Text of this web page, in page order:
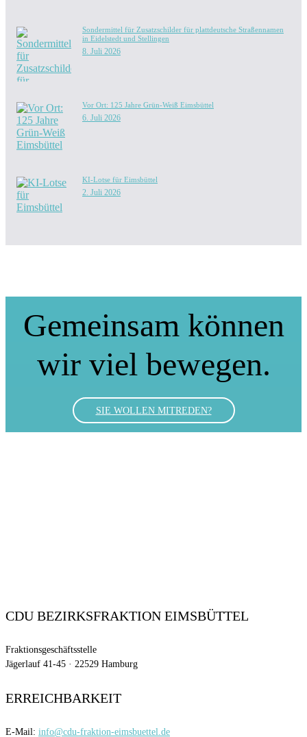
Sondermittel für Zusatzschilder für plattdeutsche Straßennamen
in Eidelstedt und Stellingen
8. Juli 2026
Vor Ort: 125 Jahre Grün-Weiß Eimsbüttel
6. Juli 2026
KI-Lotse für Eimsbüttel
2. Juli 2026
Gemeinsam können
wir viel bewegen.
SIE WOLLEN MITREDEN?
CDU BEZIRKSFRAKTION EIMSBÜTTEL
Fraktionsgeschäftsstelle
Jägerlauf 41-45 · 22529 Hamburg
ERREICHBARKEIT
E-Mail: info@cdu-fraktion-eimsbuettel.de